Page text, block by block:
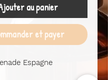
au panier
et payer
Espagne